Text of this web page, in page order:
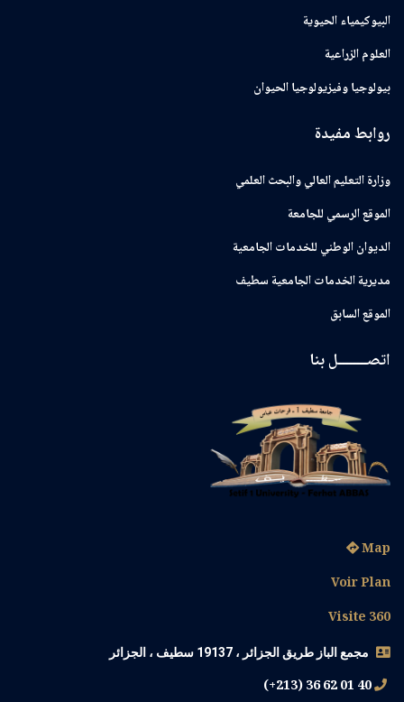
البيوكيمياء الحيوية
العلوم الزراعية
بيولوجيا وفيزيولوجيا الحيوان
روابط مفيدة
وزارة التعليم العالي والبحث العلمي
الموقع الرسمي للجامعة
ﺍﻟﺪﻳﻮﺍﻥ ﺍﻟﻮﻃﻨﻲ ﻟﻠﺨﺪﻣﺎﺕ ﺍﻟﺠﺎﻣﻌﻴﺔ
مديرية الخدمات الجامعية سطيف
الموقع السابق
اتصــــــــل بنا
Map
Voir Plan
Visite 360
مجمع الباز طريق الجزائر ، 19137 سطيف ، الجزائر
(+213) 36 62 01 40